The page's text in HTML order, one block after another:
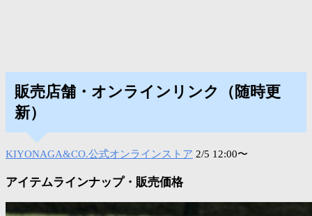
販売店舗・オンラインリンク（随時更
新）
KIYONAGA&CO.公式オンラインストア 2/5 12:00〜
アイテムラインナップ・販売価格